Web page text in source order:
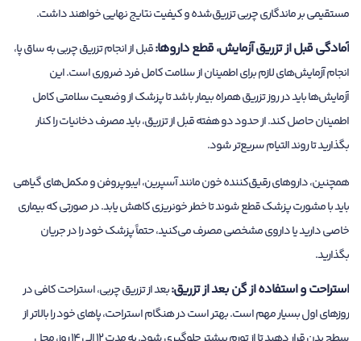
مستقیمی بر ماندگاری چربی تزریق‌شده و کیفیت نتایج نهایی خواهند داشت.
آمادگی قبل از تزریق آزمایش، قطع داروها:قبل از انجام تزریق چربی به ساق پا،
انجام آزمایش‌های لازم برای اطمینان از سلامت کامل فرد ضروری است. این
آزمایش‌ها باید در روز تزریق همراه بیمار باشد تا پزشک از وضعیت سلامتی کامل
اطمینان حاصل کند. از حدود دو هفته قبل از تزریق، باید مصرف دخانیات را کنار
بگذارید تا روند التیام سریع‌تر شود.
همچنین، داروهای رقیق‌کننده خون مانند آسپرین، ایبوپروفن و مکمل‌های گیاهی
باید با مشورت پزشک قطع شوند تا خطر خونریزی کاهش یابد. در صورتی که بیماری
خاصی دارید یا داروی مشخصی مصرف می‌کنید، حتماً پزشک خود را در جریان
بگذارید.
استراحت و استفاده از گن بعد از تزریق:بعد از تزریق چربی، استراحت کافی در
روزهای اول بسیار مهم است. بهتر است در هنگام استراحت، پاهای خود را بالاتر از